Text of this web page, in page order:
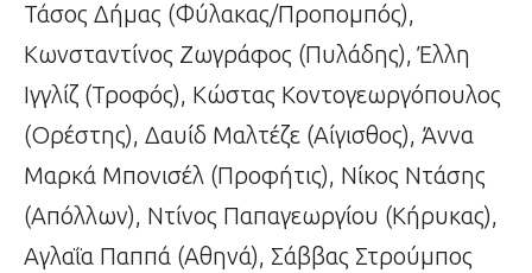
Τάσος Δήμας (Φύλακας/Προπομπός),
Κωνσταντίνος Ζωγράφος (Πυλάδης), Έλλη
Ιγγλίζ (Τροφός), Κώστας Κοντογεωργόπουλος
(Ορέστης), Δαυίδ Μαλτέζε (Αίγισθος), Άννα
Μαρκά Μπονισέλ (Προφήτις), Νίκος Ντάσης
(Απόλλων), Ντίνος Παπαγεωργίου (Κήρυκας),
Αγλαΐα Παππά (Αθηνά), Σάββας Στρούμπος